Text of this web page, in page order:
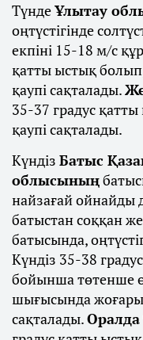
ТүндеҰлытау
оңтүстігінде
екпіні 15-18 м/с
қатты ыстық
қаупі сақталады.
35-37 градус
қаупі сақталады.
Күндіз Батыс
облысының
найзағай ойнайды
батыстан соққан
батысында,
Күндіз 35-38
бойынша төтенше
шығысында жоғары
сақталады.Оралда